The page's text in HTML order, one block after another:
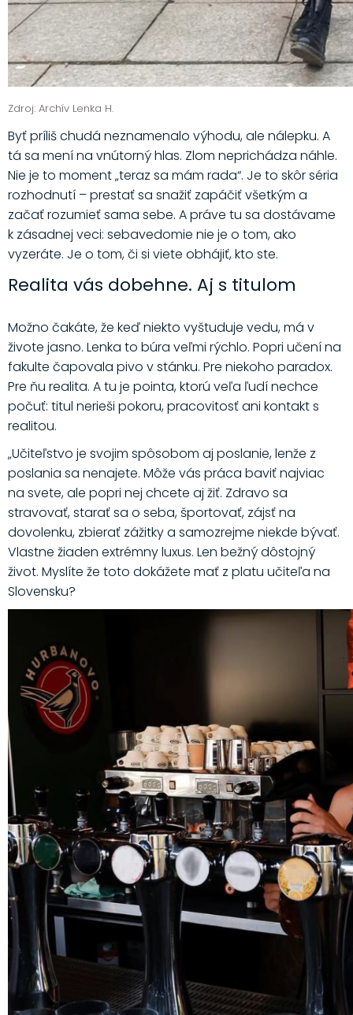
Zdroj: Archív Lenka H.
Byť príliš chudá neznamenalo výhodu, ale nálepku. A
tá sa mení na vnútorný hlas. Zlom neprichádza náhle.
Nie je to moment „teraz sa mám rada“. Je to skôr séria
rozhodnutí – prestať sa snažiť zapáčiť všetkým a
začať rozumieť sama sebe. A práve tu sa dostávame
k zásadnej veci: sebavedomie nie je o tom, ako
vyzeráte. Je o tom, či si viete obhájiť, kto ste.
Realita vás dobehne. Aj s titulom
Možno čakáte, že keď niekto vyštuduje vedu, má v
živote jasno. Lenka to búra veľmi rýchlo. Popri učení na
fakulte čapovala pivo v stánku. Pre niekoho paradox.
Pre ňu realita. A tu je pointa, ktorú veľa ľudí nechce
počuť: titul nerieši pokoru, pracovitosť ani kontakt s
realitou.
„Učiteľstvo je svojim spôsobom aj poslanie, lenže z
poslania sa nenajete. Môže vás práca baviť najviac
na svete, ale popri nej chcete aj žiť. Zdravo sa
stravovať, starať sa o seba, športovať, zájsť na
dovolenku, zbierať zážitky a samozrejme niekde bývať.
Vlastne žiaden extrémny luxus. Len bežný dôstojný
život. Myslíte že toto dokážete mať z platu učiteľa na
Slovensku?